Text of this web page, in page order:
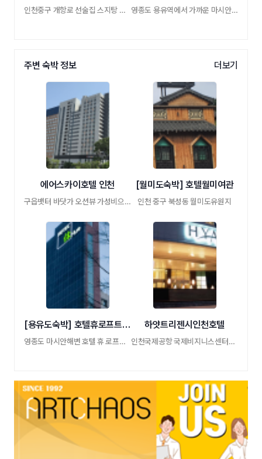
인천중구 개항로 선술집 스지탕 굴보쌈 영종도 용유역에서 가까운 마시안 해변 조개 …
주변 숙박 정보 더보기
에어스카이호텔 인천
구읍뱃터 바닷가 오션뷰 가성비으뜸 매우조 …
[월미도숙박] 호텔월미여관
인천 중구 북성동 월미도유원지
[용유도숙박] 호텔휴로프트 休LOFT
영종도 마시안해변 호텔 휴 로프드 Hotel Hue Lof …
하얏트리젠시인천호텔
인천국제공항 국제비지니스센터에 위치한 하 …